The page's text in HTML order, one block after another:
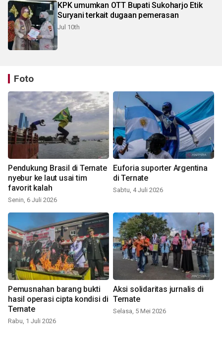
KPK umumkan OTT Bupati Sukoharjo Etik
Suryani terkait dugaan pemerasan
Jul 10th
Foto
Pendukung Brasil di Ternate
nyebur ke laut usai tim
favorit kalah
Senin, 6 Juli 2026
Euforia suporter Argentina
di Ternate
Sabtu, 4 Juli 2026
Pemusnahan barang bukti
hasil operasi cipta kondisi di
Ternate
Rabu, 1 Juli 2026
Aksi solidaritas jurnalis di
Ternate
Selasa, 5 Mei 2026